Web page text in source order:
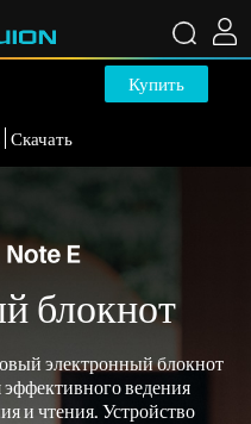
Купить
Скачать
блокнот
электронный блокнот
ведения
и чтения. Устройство